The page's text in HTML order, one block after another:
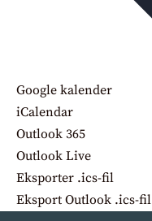
Google kalender
iCalendar
Outlook 365
Outlook Live
Eksporter .ics-fil
Eksport Outlook .ics-fil